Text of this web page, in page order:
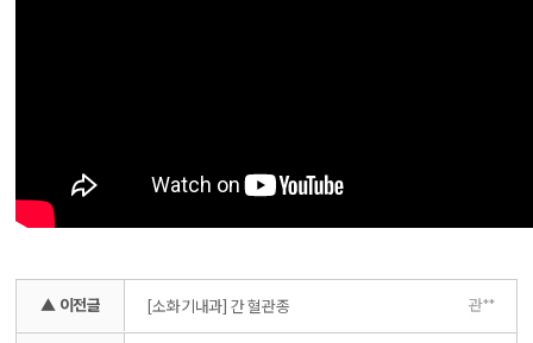
▲ 이전글 [소화기내과] 간 혈관종 관**